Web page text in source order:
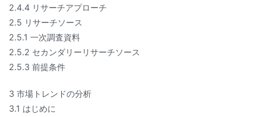
2.4.4 リサーチアプローチ
2.5 リサーチソース
2.5.1 一次調査資料
2.5.2 セカンダリーリサーチソース
2.5.3 前提条件
3 市場トレンドの分析
3.1 はじめに